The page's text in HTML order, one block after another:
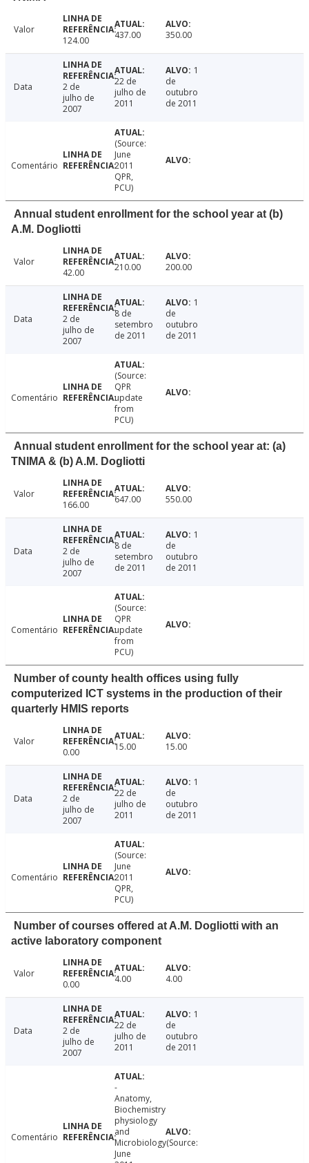
Valor
124.00
437.00 350.00
Data
2 de
julho de
2007
22 de
julho de
2011
1
de
outubro
de 2011
Comentário
(Source:
June
2011
QPR,
PCU)
Annual student enrollment for the school year at (b)
A.M. Dogliotti
Valor
42.00
210.00 200.00
Data
2 de
julho de
2007
8 de
setembro
de 2011
1
de
outubro
de 2011
Comentário
(Source:
QPR
update
from
PCU)
Annual student enrollment for the school year at: (a)
TNIMA & (b) A.M. Dogliotti
Valor
166.00
647.00 550.00
Data
2 de
julho de
2007
8 de
setembro
de 2011
1
de
outubro
de 2011
Comentário
(Source:
QPR
update
from
PCU)
Number of county health offices using fully
computerized ICT systems in the production of their
quarterly HMIS reports
Valor
0.00
15.00 15.00
Data
2 de
julho de
2007
22 de
julho de
2011
1
de
outubro
de 2011
Comentário
(Source:
June
2011
QPR,
PCU)
Number of courses offered at A.M. Dogliotti with an
active laboratory component
Valor
0.00
4.00 4.00
Data
2 de
julho de
2007
22 de
julho de
2011
1
de
outubro
de 2011
Comentário
-
Anatomy,
Biochemistry
physiology
and
Microbiology(Source:
June